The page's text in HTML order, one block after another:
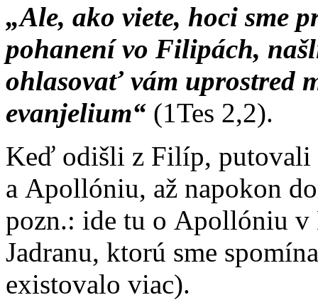
„Ale, ako viete, hoci sme
pohanení vo Filipách,
ohlasovať vám uprostred
evanjelium“ (1Tes 2,2).
Keď odišli z Filíp, putovali
a Apollóniu, až napokon
pozn.: ide tu o Apollóniu v
Jadranu, ktorú sme
existovalo viac).